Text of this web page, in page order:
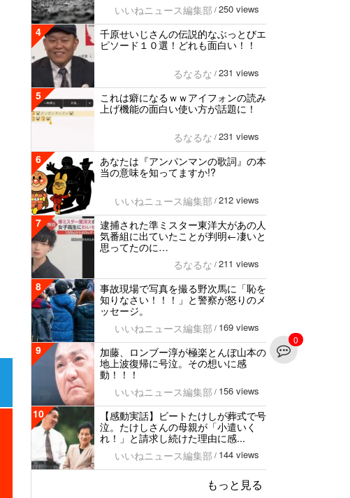
0
いいねニュース編集部 / 250 views
4
千原せいじさんの伝説的なぶっとびエ
ピソード１０選！どれも面白い！！
るなるな / 231 views
5
これは癖になるｗｗアイフォンの読み
上げ機能の面白い使い方が話題に！
るなるな / 231 views
6
あなたは『アンパンマンの歌詞』の本
当の意味を知ってますか!?
いいねニュース編集部 / 212 views
7
逮捕された準ミスター東洋大があの人
気番組に出ていたことが判明←凄いと
思ってたのに…
るなるな / 211 views
8
事故現場で写真を撮る野次馬に「恥を
知りなさい！！！」と警察が怒りのメ
ッセージ。
いいねニュース編集部 / 169 views
9
加藤、ロンブー淳が極楽とんぼ山本の
地上波復帰に号泣。その想いに感
動！！！
いいねニュース編集部 / 156 views
10
【感動実話】ビートたけしが葬式で号
泣。たけしさんの母親が「小遣いく
れ！」と請求し続けた理由に感...
いいねニュース編集部 / 144 views
もっと見る